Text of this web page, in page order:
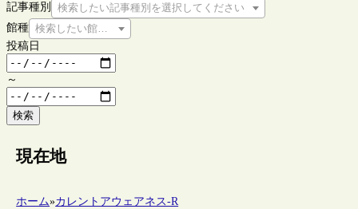
記事種別
検索したい記事種別を選択してください
館種 検索したい館種を選択してください
投稿日
～
検索
現在地
ホーム»カレントアウェアネス-R